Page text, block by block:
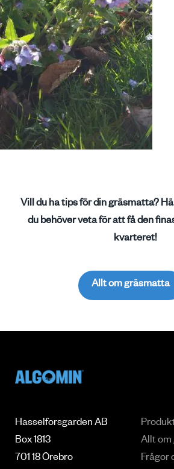
Vill du ha tips för din gräsmatta?
du behöver veta för att få den
kvarteret!
Allt om gräsmatta
Hasselforsgarden AB
Box 1813
701 18 Örebro
Allt om
Frågor